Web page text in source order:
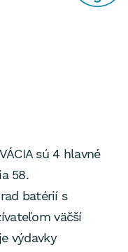
sú 4 hlavné
58.
batérií s
väčší
výdavky